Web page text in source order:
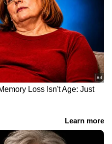
മാത്രമല്ല
ചെയ്യും.